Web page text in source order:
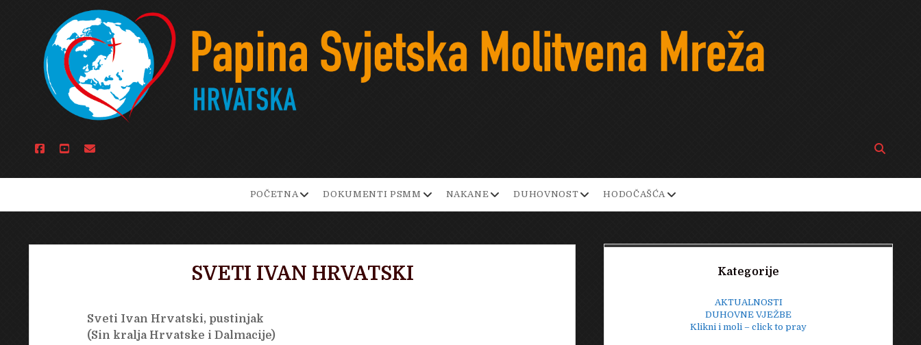
facebook
youtubeemail
Open
bar
POČETNAopen
menu
DOKUMENTI PSMM open
menu
NAKANE open
menu
DUHOVNOST open
menu
HODOČAŠĆA open
menu
SVETI IVAN HRVATSKI
Sveti Ivan Hrvatski, pustinjak
(Sin kralja Hrvatske i Dalmacije)
Sidebar
Kategorije
AKTUALNOSTI
DUHOVNE VJEŽBE
Klikni i moli – click to pray